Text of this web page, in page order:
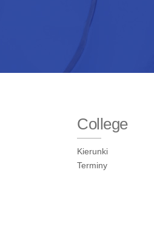
College
Kierunki
Terminy